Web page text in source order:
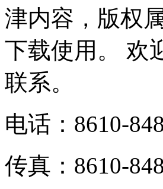
津内容，版权
下载使用。 欢
联系。
电话：8610-
传真：8610-